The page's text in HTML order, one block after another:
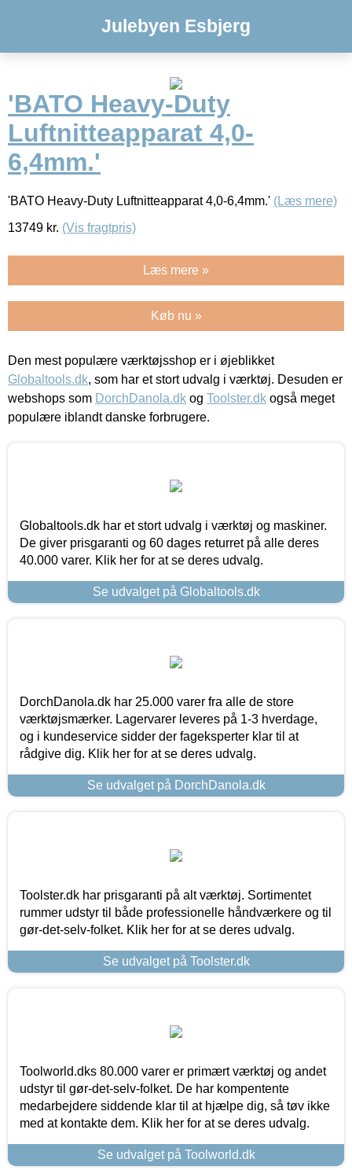
Julebyen Esbjerg
'BATO Heavy-Duty
Luftnitteapparat 4,0-
6,4mm.'
'BATO Heavy-Duty Luftnitteapparat 4,0-6,4mm.' (Læs mere)
13749 kr. (Vis fragtpris)
Læs mere »
Køb nu »
Den mest populære værktøjsshop er i øjeblikket
Globaltools.dk, som har et stort udvalg i værktøj. Desuden er
webshops som DorchDanola.dk og Toolster.dk også meget
populære iblandt danske forbrugere.
Globaltools.dk har et stort udvalg i værktøj og maskiner.
De giver prisgaranti og 60 dages returret på alle deres
40.000 varer. Klik her for at se deres udvalg.
Se udvalget på Globaltools.dk
DorchDanola.dk har 25.000 varer fra alle de store
værktøjsmærker. Lagervarer leveres på 1-3 hverdage,
og i kundeservice sidder der fageksperter klar til at
rådgive dig. Klik her for at se deres udvalg.
Se udvalget på DorchDanola.dk
Toolster.dk har prisgaranti på alt værktøj. Sortimentet
rummer udstyr til både professionelle håndværkere og til
gør-det-selv-folket. Klik her for at se deres udvalg.
Se udvalget på Toolster.dk
Toolworld.dks 80.000 varer er primært værktøj og andet
udstyr til gør-det-selv-folket. De har kompentente
medarbejdere siddende klar til at hjælpe dig, så tøv ikke
med at kontakte dem. Klik her for at se deres udvalg.
Se udvalget på Toolworld.dk